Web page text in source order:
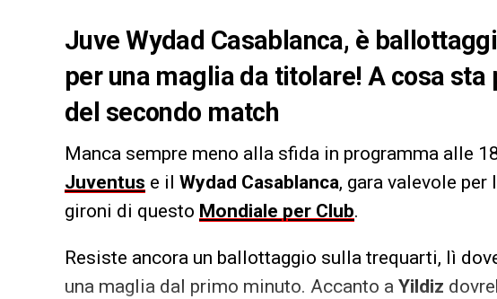
Juve Wydad Casablanca, è
per una maglia da titolare! A cosa sta
del secondo match
Manca sempre meno alla sfida in programma alle
Juventus e il Wydad Casablanca, gara valevole
gironi di questo Mondiale per Club.
Resiste ancora un ballottaggio sulla trequarti, lì
una maglia dal primo minuto. Accanto a Yildiz